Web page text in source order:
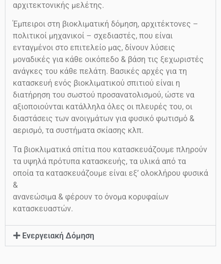
αρχιτεκτονικής μελέτης.
Έμπειροι στη βιοκλιματική δόμηση, αρχιτέκτονες –
πολιτικοί μηχανικοί – σχεδιαστές, που είναι
ενταγμένοι στο επιτελείο μας, δίνουν λύσεις
μοναδικές για κάθε οικόπεδο & βάση τις ξεχωριστές
ανάγκες του κάθε πελάτη. Βασικές αρχές για τη
κατασκευή ενός βιοκλιματικού σπιτιού είναι η
διατήρηση του σωστού προσανατολισμού, ώστε να
αξιοποιούνται κατάλληλα όλες οι πλευρές του, οι
διαστάσεις των ανοιγμάτων για φυσικό φωτισμό &
αερισμό, τα συστήματα σκίασης κλπ.
Τα βιοκλιματικά σπίτια που κατασκευάζουμε πληρούν
τα υψηλά πρότυπα κατασκευής, τα υλικά από τα
οποία τα κατασκευάζουμε είναι εξ’ ολοκλήρου φυσικά
&
ανανεώσιμα & φέρουν το όνομα κορυφαίων
κατασκευαστών.
Ενεργειακή Δόμηση